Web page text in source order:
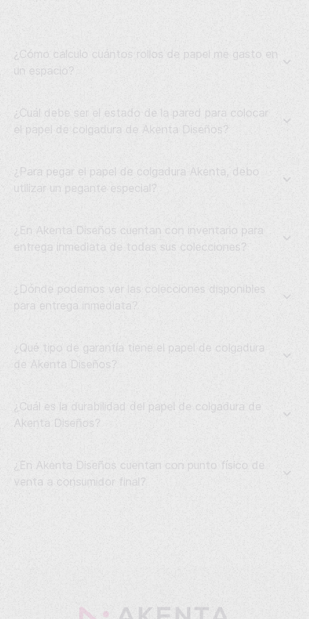
¿Cómo calculo cuántos rollos de papel me gasto en
un espacio?
¿Cuál debe ser el estado de la pared para colocar
el papel de colgadura de Akenta Diseños?
¿Para pegar el papel de colgadura Akenta, debo
utilizar un pegante especial?
¿En Akenta Diseños cuentan con inventario para
entrega inmediata de todas sus colecciones?
¿Dónde podemos ver las colecciones disponibles
para entrega inmediata?
¿Qué tipo de garantía tiene el papel de colgadura
de Akenta Diseños?
¿Cuál es la durabilidad del papel de colgadura de
Akenta Diseños?
¿En Akenta Diseños cuentan con punto físico de
venta a consumidor final?